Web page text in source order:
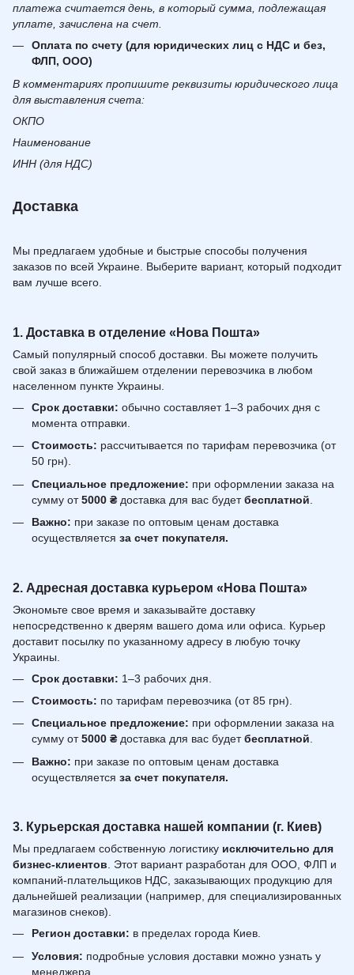
платежа считается день, в который сумма, подлежащая
уплате, зачислена на счет.
Оплата по счету (для юридических лиц с НДС и без,
ФЛП, ООО)
В комментариях пропишите реквизиты юридического лица
для выставления счета:
ОКПО
Наименование
ИНН (для НДС)
Доставка
Мы предлагаем удобные и быстрые способы получения
заказов по всей Украине. Выберите вариант, который подходит
вам лучше всего.
1. Доставка в отделение «Нова Пошта»
Самый популярный способ доставки. Вы можете получить
свой заказ в ближайшем отделении перевозчика в любом
населенном пункте Украины.
Срок доставки: обычно составляет 1–3 рабочих дня с
момента отправки.
Стоимость: рассчитывается по тарифам перевозчика (от
50 грн).
Специальное предложение: при оформлении заказа на
сумму от5000 ₴ доставка для вас будетбесплатной
Важно: при заказе по оптовым ценам доставка
осуществляется за счет покупателя.
2. Адресная доставка курьером «Нова Пошта»
Экономьте свое время и заказывайте доставку
непосредственно к дверям вашего дома или офиса. Курьер
доставит посылку по указанному адресу в любую точку
Украины.
Срок доставки: 1–3 рабочих дня.
Стоимость: по тарифам перевозчика (от 85 грн).
Специальное предложение: при оформлении заказа на
сумму от5000 ₴ доставка для вас будетбесплатной.
Важно: при заказе по оптовым ценам доставка
осуществляется за счет покупателя.
3. Курьерская доставка нашей компании (г. Киев)
Мы предлагаем собственную логистику исключительно для
бизнес-клиентов. Этот вариант разработан для ООО, ФЛП и
компаний-плательщиков НДС, заказывающих продукцию для
дальнейшей реализации (например, для специализированных
магазинов снеков).
Регион доставки: в пределах города Киев.
Условия: подробные условия доставки можно узнать у
менеджера.